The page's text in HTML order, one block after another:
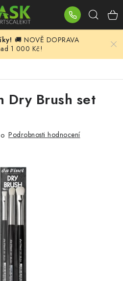
🚚 NOVĚ DOPRAVA
1 000 Kč!
Dry Brush set
Podrobnosti hodnocení